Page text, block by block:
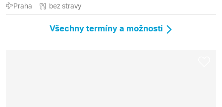
Praha bez stravy
Všechny termíny a možnosti